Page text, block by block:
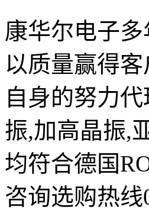
康华尔电子
以质量赢得
自身的努力
振,加高晶振,
均符合德国
咨询选购热线